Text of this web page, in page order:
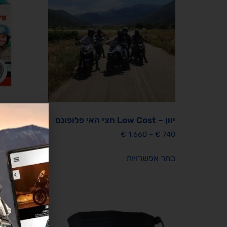
יוון – Low Cost חצי האי פלופונס
€ 740
–
€ 1,660
בחר אפשרויות
Pro
הוספה